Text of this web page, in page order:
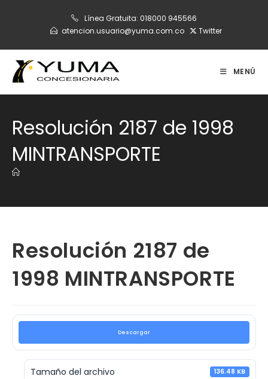
Línea Gratuita: 018000 945566
atencion.usuario@yuma.com.co
Twitter
MENÚ
Resolución 2187 de 1998
MINTRANSPORTE
Resolución 2187 de
1998 MINTRANSPORTE
Descargar
Tamaño del archivo 136.48 KB